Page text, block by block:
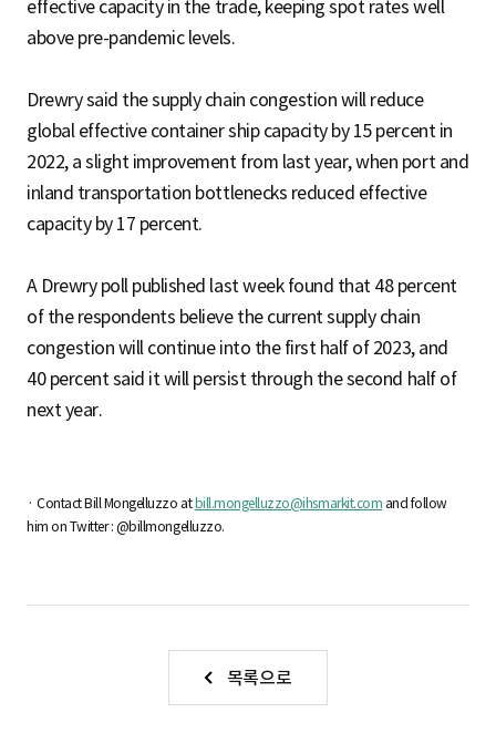
effective capacity in the trade, keeping spot rates well
above pre-pandemic levels.
Drewry said the supply chain congestion will reduce
global effective container ship capacity by 15 percent in
2022, a slight improvement from last year, when port and
inland transportation bottlenecks reduced effective
capacity by 17 percent.
A Drewry poll published last week found that 48 percent
of the respondents believe the current supply chain
congestion will continue into the first half of 2023, and
40 percent said it will persist through the second half of
next year.
· Contact Bill Mongelluzzo at bill.mongelluzzo@ihsmarkit.com and follow
him on Twitter : @billmongelluzzo.
목록으로